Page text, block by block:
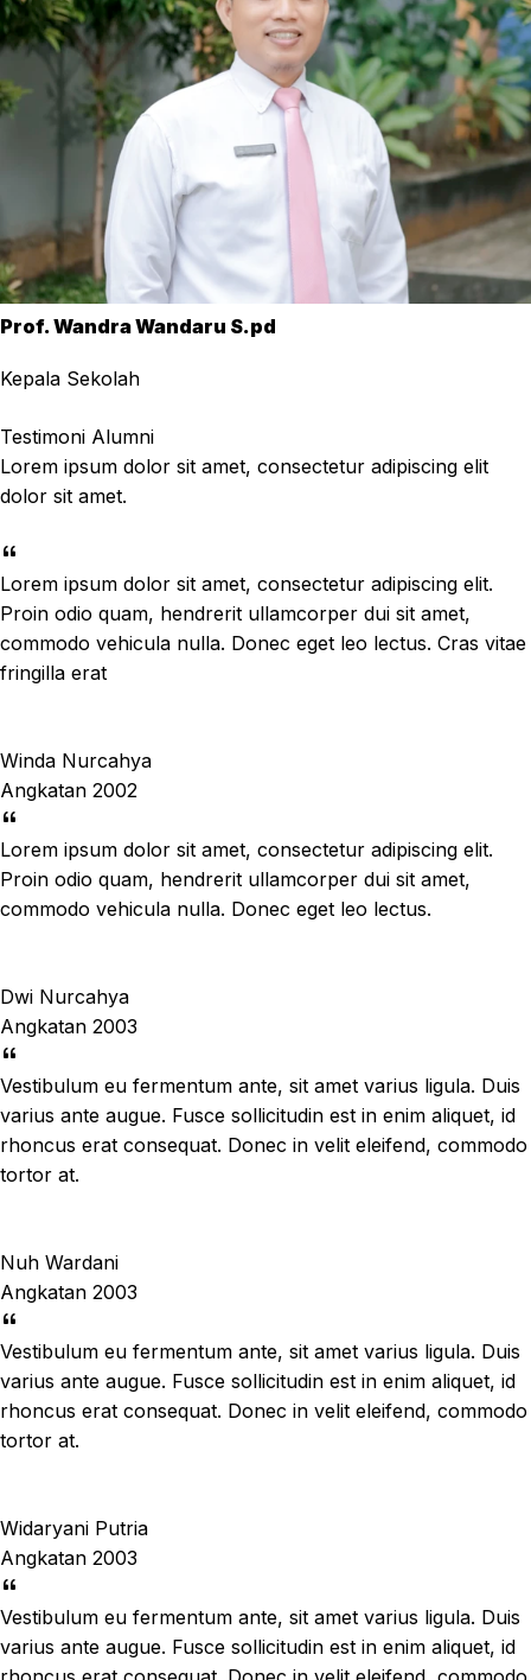
Prof. Wandra Wandaru S.pd
Kepala Sekolah
Testimoni Alumni
Lorem ipsum dolor sit amet, consectetur adipiscing elit
dolor sit amet.
Lorem ipsum dolor sit amet, consectetur adipiscing elit.
Proin odio quam, hendrerit ullamcorper dui sit amet,
commodo vehicula nulla. Donec eget leo lectus. Cras vitae
fringilla erat
Winda Nurcahya
Angkatan 2002
Lorem ipsum dolor sit amet, consectetur adipiscing elit.
Proin odio quam, hendrerit ullamcorper dui sit amet,
commodo vehicula nulla. Donec eget leo lectus.
Dwi Nurcahya
Angkatan 2003
Vestibulum eu fermentum ante, sit amet varius ligula. Duis
varius ante augue. Fusce sollicitudin est in enim aliquet, id
rhoncus erat consequat. Donec in velit eleifend, commodo
tortor at.
Nuh Wardani
Angkatan 2003
Vestibulum eu fermentum ante, sit amet varius ligula. Duis
varius ante augue. Fusce sollicitudin est in enim aliquet, id
rhoncus erat consequat. Donec in velit eleifend, commodo
tortor at.
Widaryani Putria
Angkatan 2003
Vestibulum eu fermentum ante, sit amet varius ligula. Duis
varius ante augue. Fusce sollicitudin est in enim aliquet, id